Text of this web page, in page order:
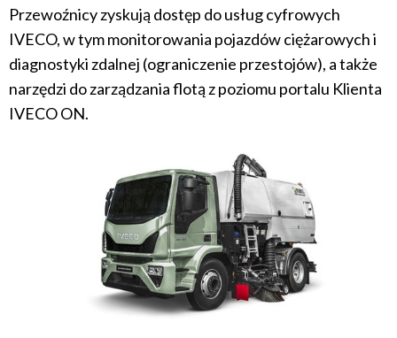
Przewoźnicy zyskują dostęp do usług cyfrowych
IVECO, w tym monitorowania pojazdów ciężarowych i
diagnostyki zdalnej (ograniczenie przestojów), a także
narzędzi do zarządzania flotą z poziomu portalu Klienta
IVECO ON.